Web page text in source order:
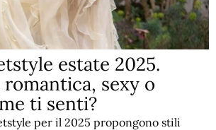
estate 2025.
sexy o
ti senti?
per il 2025 propongono stili